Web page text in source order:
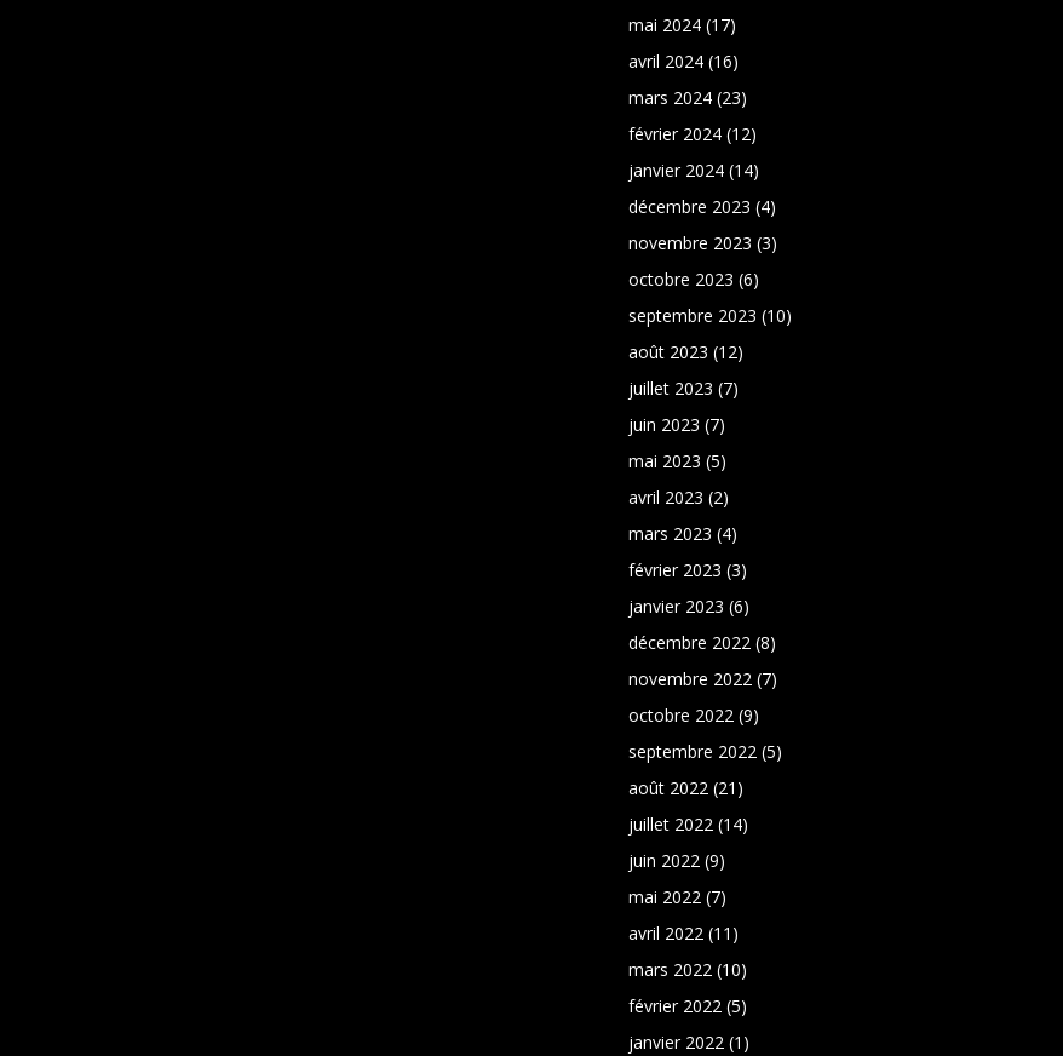
mai 2024 (17)
avril 2024 (16)
mars 2024 (23)
février 2024 (12)
janvier 2024 (14)
décembre 2023 (4)
novembre 2023 (3)
octobre 2023 (6)
septembre 2023 (10)
août 2023 (12)
juillet 2023 (7)
juin 2023 (7)
mai 2023 (5)
avril 2023 (2)
mars 2023 (4)
février 2023 (3)
janvier 2023 (6)
décembre 2022 (8)
novembre 2022 (7)
octobre 2022 (9)
septembre 2022 (5)
août 2022 (21)
juillet 2022 (14)
juin 2022 (9)
mai 2022 (7)
avril 2022 (11)
mars 2022 (10)
février 2022 (5)
janvier 2022 (1)